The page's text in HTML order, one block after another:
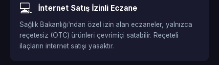
💻 İnternet Satış İzinli Eczane
Sağlık Bakanlığı'ndan özel izin alan eczaneler, yalnızca
reçetesiz (OTC) ürünleri çevrimiçi satabilir. Reçeteli
ilaçların internet satışı yasaktır.